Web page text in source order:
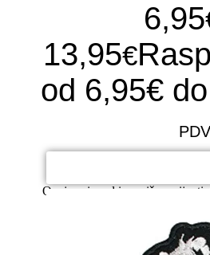
6,95
13,95€
od 6,95€
PDV
Ovaj proizvod ima više varijanti.